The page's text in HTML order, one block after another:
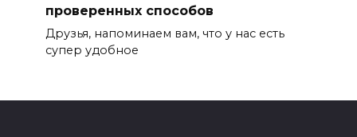
проверенных способов
Друзья, напоминаем вам, что у нас есть
супер удобное